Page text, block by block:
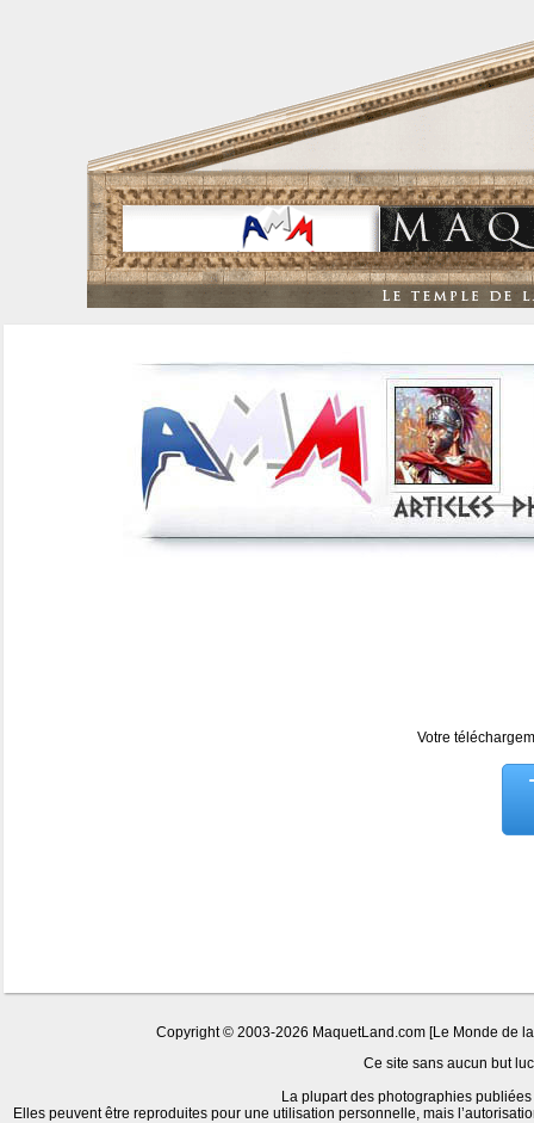
Votre
Copyright © 2003-2026 MaquetLand.com [Le Monde de
Ce site sans aucun but
La plupart des photographies
Elles peuvent être reproduites pour une utilisation personnelle, mais